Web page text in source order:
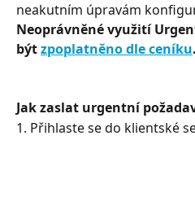
neakutním úpravám
Neoprávněné využití
být zpoplatněno dle ceníku.
Jak zaslat urgentní
1. Přihlaste se do klientské